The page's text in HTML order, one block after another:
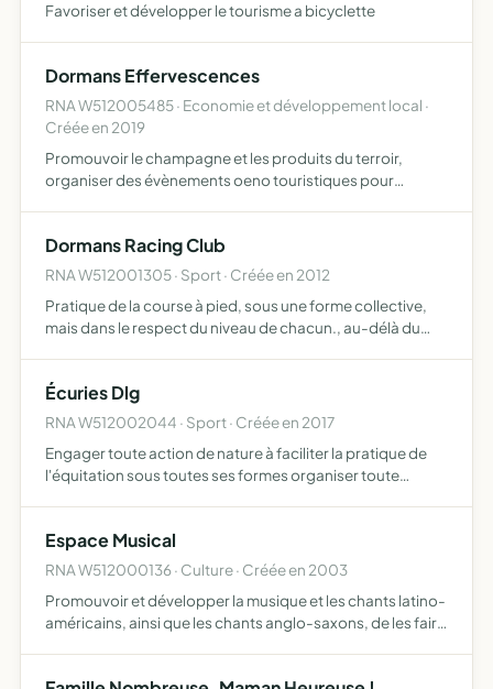
Favoriser et développer le tourisme a bicyclette
Dormans Effervescences
RNA W512005485 · Economie et développement local ·
Créée en 2019
Promouvoir le champagne et les produits du terroir,
organiser des évènements oeno touristiques pour
des adhére…
Dormans Racing Club
RNA W512001305 · Sport · Créée en 2012
Pratique de la course à pied, sous une forme collective,
mais dans le respect du niveau de chacun., au-délà du
Écuries Dlg
RNA W512002044 · Sport · Créée en 2017
Engager toute action de nature à faciliter la pratique de
l'équitation sous toutes ses formes organiser toute
Espace Musical
RNA W512000136 · Culture · Créée en 2003
Promouvoir et développer la musique et les chants latino-
américains, ainsi que les chants anglo-saxons, de les faire